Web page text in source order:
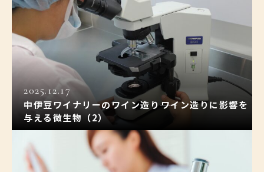
2025.12.17
中伊豆ワイナリーのワイン造り――ワイン造りに影響を
与える微生物（2）